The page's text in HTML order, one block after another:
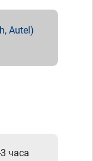
Autel)
часа